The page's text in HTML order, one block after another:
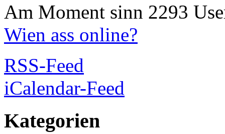
Am Moment sinn 2293
Wien ass online?
RSS-Feed
iCalendar-Feed
Kategorien